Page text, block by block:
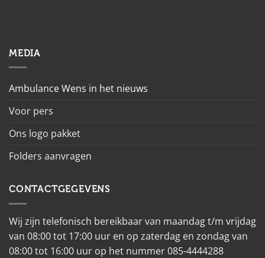
MEDIA
Ambulance Wens in het nieuws
Voor pers
Ons logo pakket
Folders aanvragen
CONTACTGEGEVENS
Wij zijn telefonisch bereikbaar van maandag t/m vrijdag
van 08:00 tot 17:00 uur en op zaterdag en zondag van
08:00 tot 16:00 uur op het nummer 085-4444288